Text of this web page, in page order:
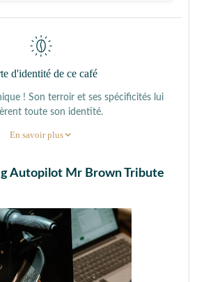
d'identité de ce café
! Son terroir et ses spécificités lui
toute son identité.
En savoir plus
Autopilot Mr Brown Tribute